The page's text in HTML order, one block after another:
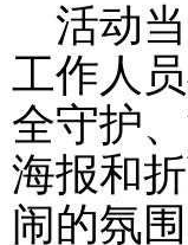
活动
工作人
全守护
海报和
闹的氛